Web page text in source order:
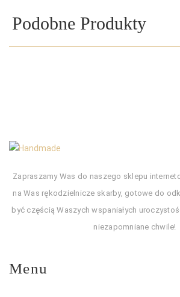
Podobne Produkty
Zapraszamy Was do naszego sklepu
na Was rękodzielnicze skarby, gotowe do
być częścią Waszych wspaniałych
niezapomniane chwile!
Menu